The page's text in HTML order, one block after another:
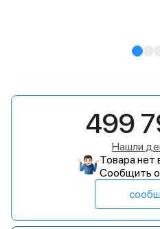
499
Нашли
Товара нет
Сообщить о